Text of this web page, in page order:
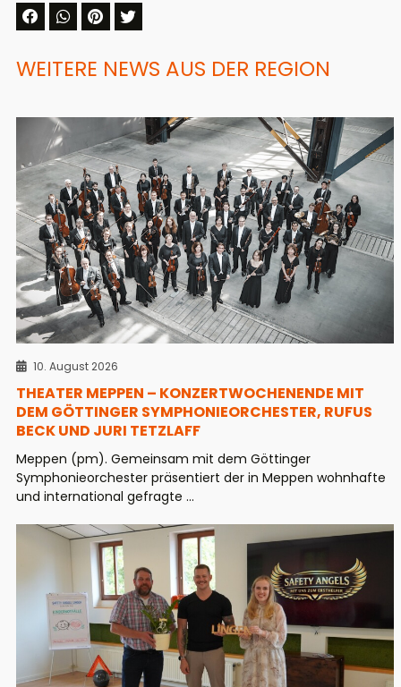
WEITERE NEWS AUS DER REGION
10. August 2026
THEATER MEPPEN – KONZERTWOCHENENDE MIT
DEM GÖTTINGER SYMPHONIEORCHESTER, RUFUS
BECK UND JURI TETZLAFF
Meppen (pm). Gemeinsam mit dem Göttinger
Symphonieorchester präsentiert der in Meppen wohnhafte
und international gefragte ...